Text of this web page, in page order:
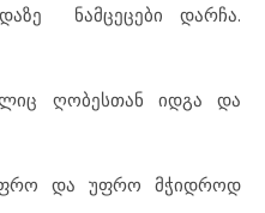
ნამცეცები დარჩა.
ღობესთან იდგა და
და უფრო მჭიდროდ